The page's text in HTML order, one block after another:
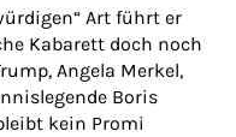
Art führt er
Kabarett doch noch
Angela Merkel,
Boris
kein Promi